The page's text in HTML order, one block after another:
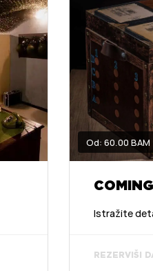
Od: 60.00 BAM
Istražite
REZERVIŠI